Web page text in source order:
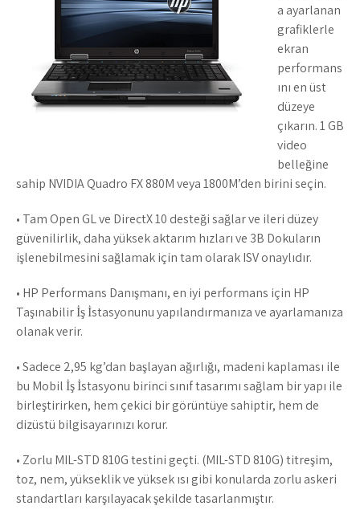
a ayarlanan
grafiklerle
ekran
performans
ını en üst
düzeye
çıkarın. 1 GB
video
belleğine
sahip NVIDIA Quadro FX 880M veya 1800M’den birini seçin.
• Tam Open GL ve DirectX 10 desteği sağlar ve ileri düzey
güvenilirlik, daha yüksek aktarım hızları ve 3B Dokuların
işlenebilmesini sağlamak için tam olarak ISV onaylıdır.
• HP Performans Danışmanı, en iyi performans için HP
Taşınabilir İş İstasyonunu yapılandırmanıza ve ayarlamanıza
olanak verir.
• Sadece 2,95 kg’dan başlayan ağırlığı, madeni kaplaması ile
bu Mobil İş İstasyonu birinci sınıf tasarımı sağlam bir yapı ile
birleştirirken, hem çekici bir görüntüye sahiptir, hem de
dizüstü bilgisayarınızı korur.
• Zorlu MIL-STD 810G testini geçti. (MIL-STD 810G) titreşim,
toz, nem, yükseklik ve yüksek ısı gibi konularda zorlu askeri
standartları karşılayacak şekilde tasarlanmıştır.